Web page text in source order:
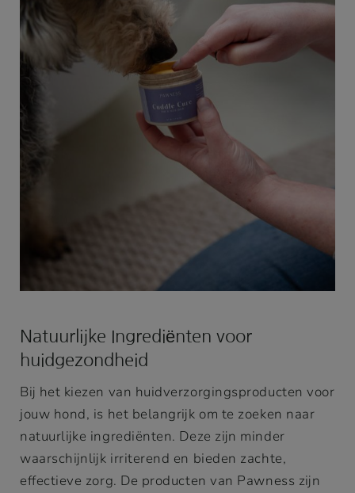
Natuurlijke Ingrediënten voor
huidgezondheid
Bij het kiezen van huidverzorgingsproducten voor
jouw hond, is het belangrijk om te zoeken naar
natuurlijke ingrediënten. Deze zijn minder
waarschijnlijk irriterend en bieden zachte,
effectieve zorg. De producten van Pawness zijn